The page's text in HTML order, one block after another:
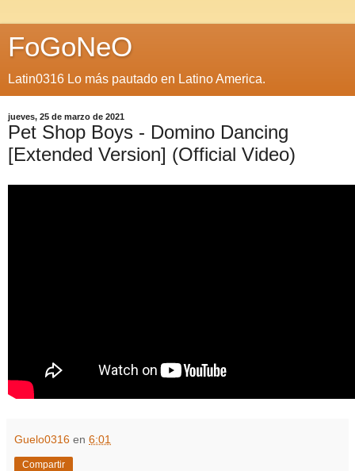
FoGoNeO
Latin0316 Lo más pautado en Latino America.
jueves, 25 de marzo de 2021
Pet Shop Boys - Domino Dancing
[Extended Version] (Official Video)
Guelo0316 en 6:01
Compartir